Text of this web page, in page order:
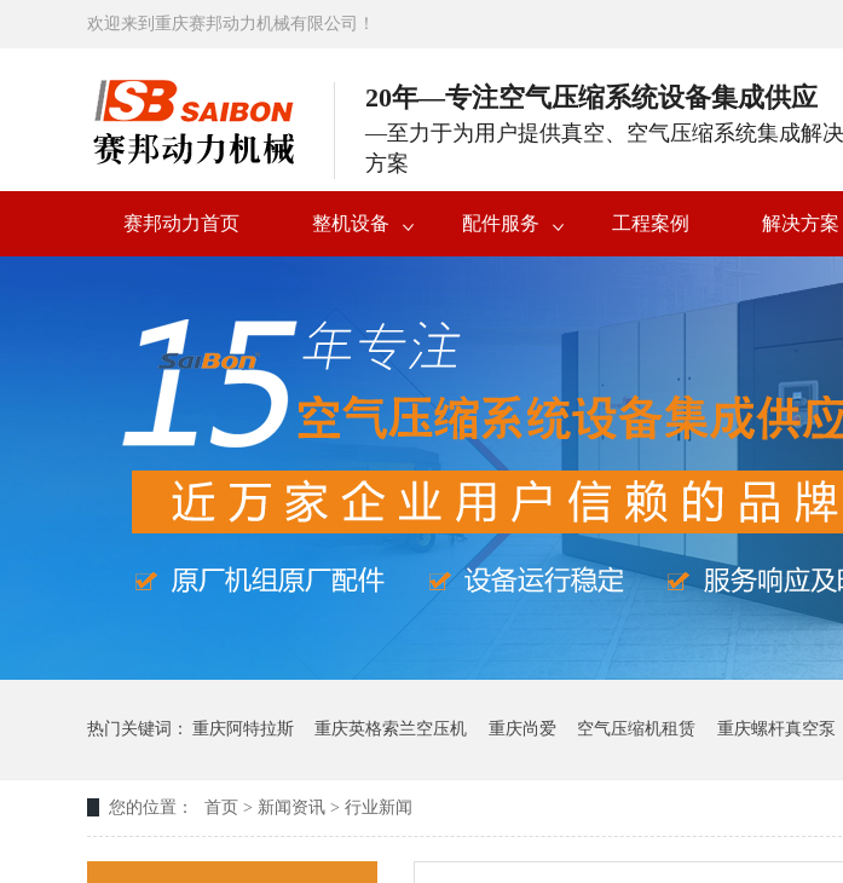
欢迎来到重庆赛邦动力机械有限公司！
20年—专注空气压缩系统设备集成供应
—至力于为用户提供真空、空气压缩系统集成解决
方案
赛邦动力首页 整机设备 配件服务 工程案例 解决方案
热门关键词： 重庆阿特拉斯 重庆英格索兰空压机 重庆尚爱 空气压缩机租赁 重庆螺杆真空泵
您的位置： 首页 > 新闻资讯 > 行业新闻